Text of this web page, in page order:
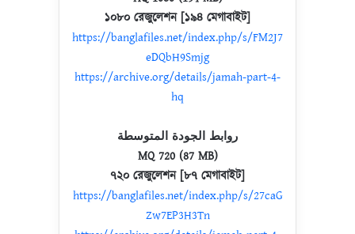
১০৮০ রেজুলেশন [১৯৪ মেগাবাইট]
https://banglafiles.net/index.php/s/FM2J7
eDQbH9Smjg
https://archive.org/details/jamah-part-4-
hq
روابط الجودة المتوسطة
MQ 720 (87 MB)
৭২০ রেজুলেশন [৮৭ মেগাবাইট]
https://banglafiles.net/index.php/s/27caG
Zw7EP3H3Tn